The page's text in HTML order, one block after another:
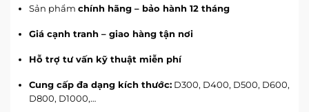
Sản phẩm chính hãng – bảo hành 12 tháng
Giá cạnh tranh – giao hàng tận nơi
Hỗ trợ tư vấn kỹ thuật miễn phí
Cung cấp đa dạng kích thước:D300, D400, D500, D600,
D800, D1000,…